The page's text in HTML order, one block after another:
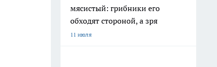
мясистый: грибники его
обходят стороной, а зря
11 июля